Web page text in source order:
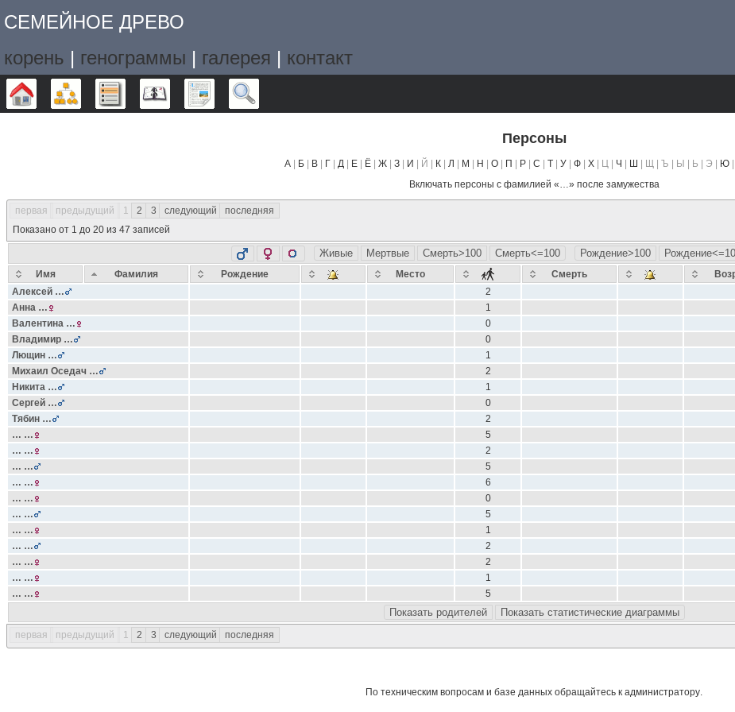
СЕМЕЙНОЕ ДРЕВО
корень | генограммы | галерея | контакт
Дерево Графики Списки Календарь Отчёты
Персоны
А| Б| В| Г| Д| Е| Ё| Ж| З| И | Й | К| Л М Н О| П Р| С Т| У| Ф| Х| Ц | Ч Ш | Щ | Ъ | Ы | Ь | Э | Ю|
Включать персоны с фамилией «…» после замужества
первая предыдущий 1 2 3 следующий последняя
Показано от 1 до 20 из 47 записей
Живые Мертвые Смерть>100 Смерть<=100 Рождение>100
Имя Фамилия Рождение Место Смерть
Показать родителей Показать статистические диаграммы
Алексей …
2
Анна …
1
Валентина …
0
Владимир …
0
Лющин …
1
Михаил Оседач …
2
Никита …
1
Сергей …
0
Тябин …
2
… …
5
… …
2
… …
5
… …
6
… …
0
… …
5
… …
1
… …
2
… …
2
… …
1
… … 5
первая предыдущий 1 2 3 следующий последняя
По техническим вопросам и базе данных обращайтесь к администратору.